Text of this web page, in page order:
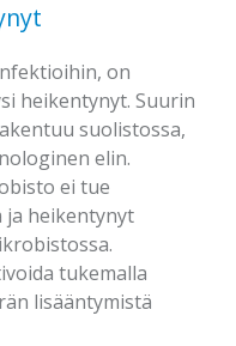
on
heikentynyt. Suurin
suolistossa,
elin.
ei tue
ja heikentynyt
tukemalla
lisääntymistä